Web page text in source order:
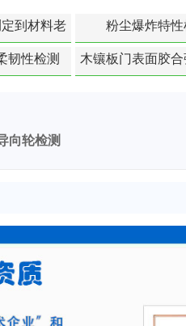
到材料老
经典模型
粉尘爆炸特性
韧性检测 木镶板门表面胶合
向轮检测